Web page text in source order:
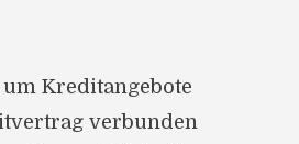
Kreditangebote
verbunden